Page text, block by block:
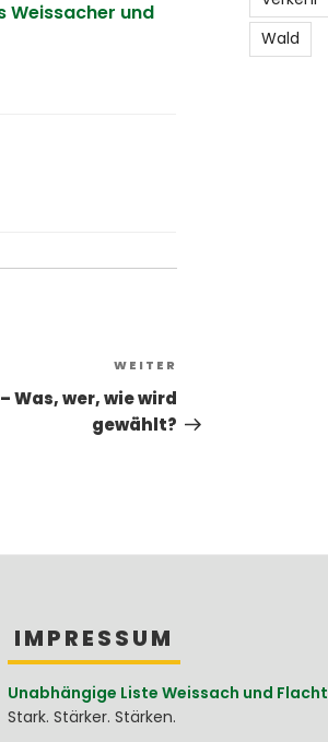
Weissacher und
Beitrag
WEITER
Was, wer, wie wird
gewählt?
Wald
IMPRESSUM
Unabhängige Liste Weissach und Flacht
Stark. Stärker. Stärken.